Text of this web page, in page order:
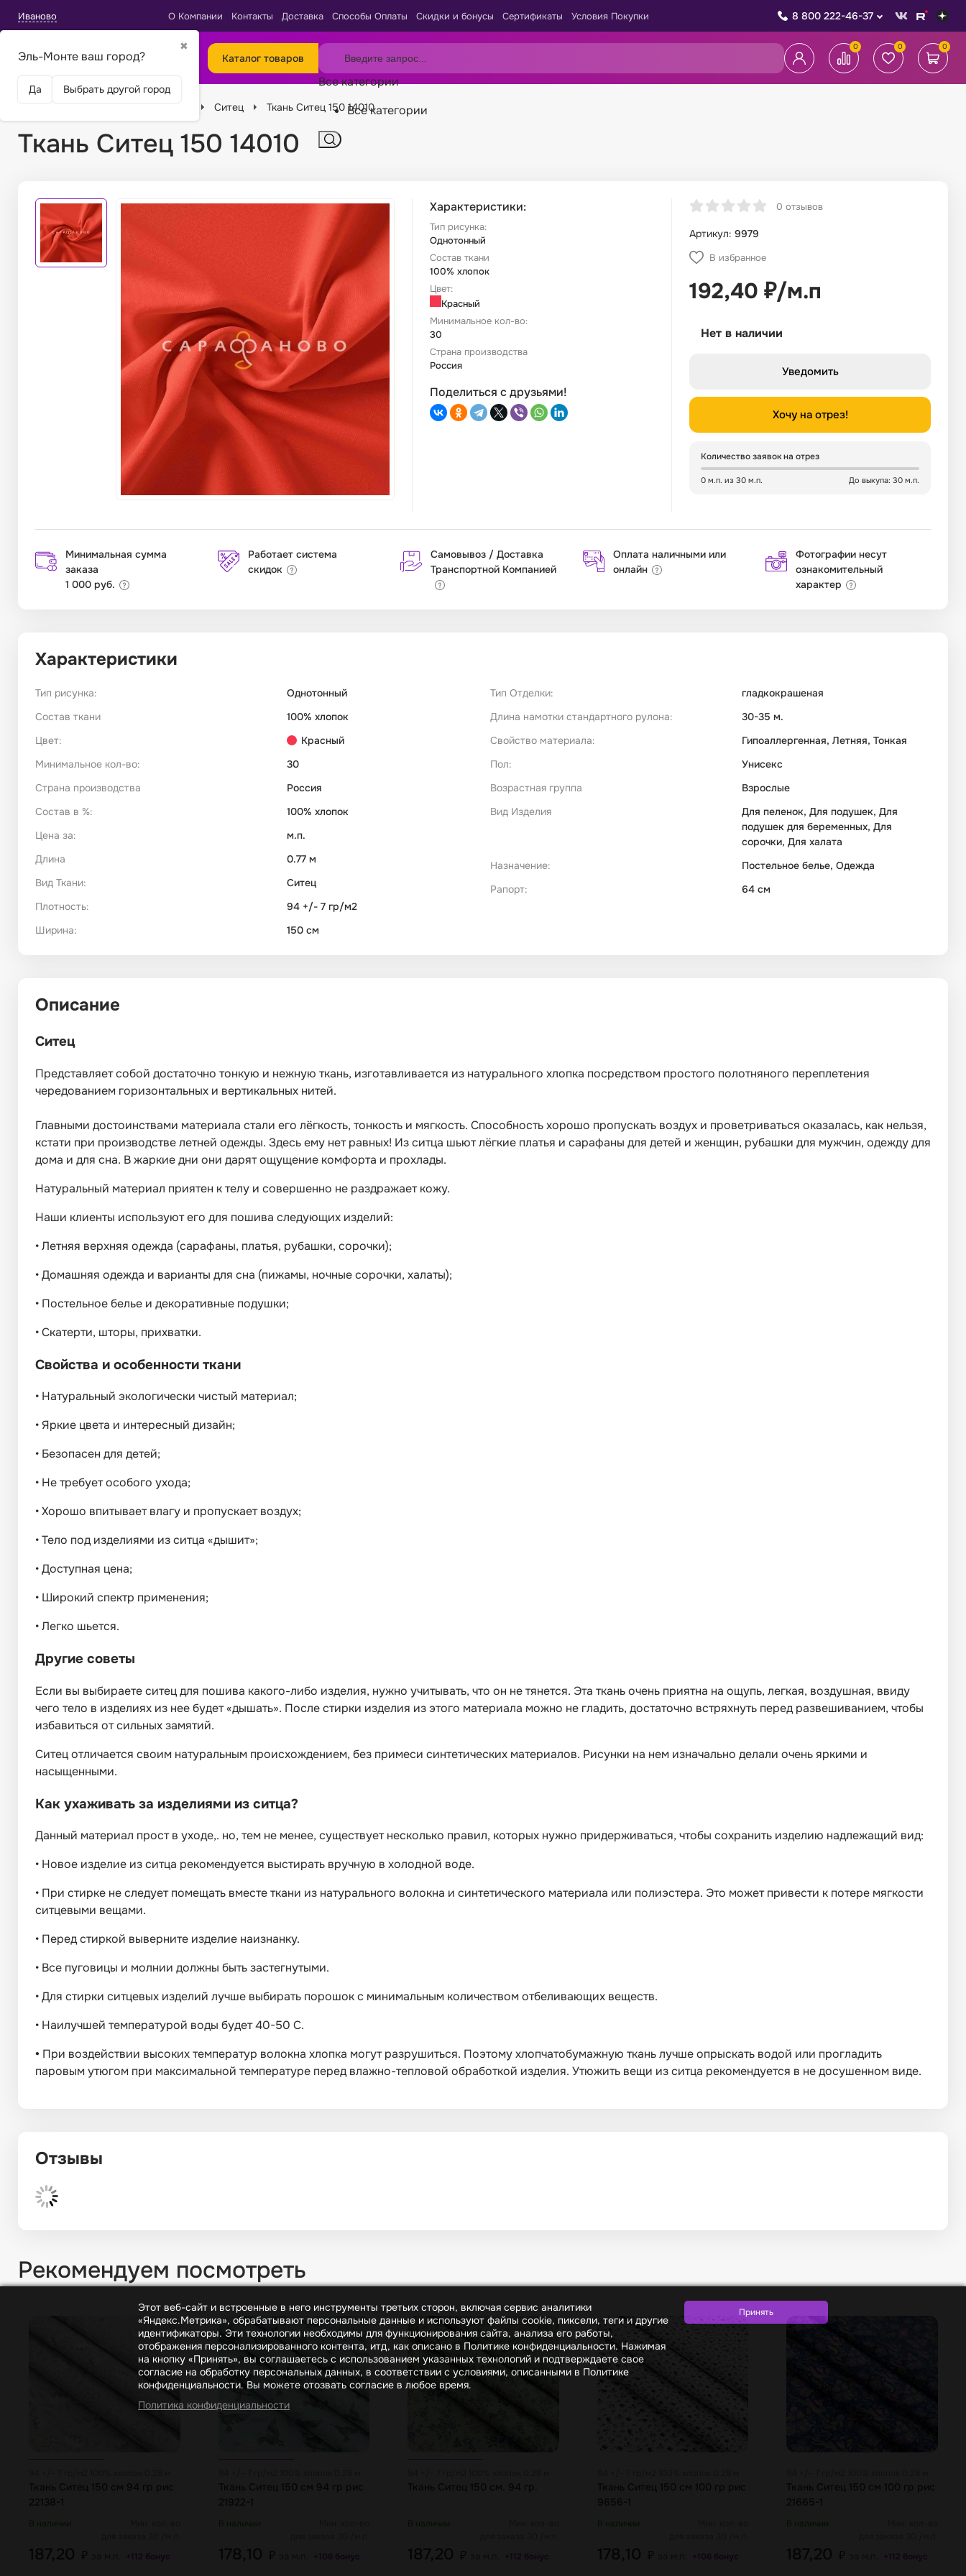
Иваново
✖
Эль-Монте ваш город?
Да Выбрать другой город
О Компании Контакты Доставка Способы Оплаты Скидки и бонусы Сертификаты Условия Покупки 8 800 222-46-37
Каталог товаров
Все категории
Все категории
0 0 0
Ситец Ткань Ситец 150 14010
Ткань Ситец 150 14010
Характеристики:
Тип рисунка:
Однотонный
Состав ткани
100% хлопок
Цвет:
Красный
Минимальное кол-во:
30
Страна производства
Россия
Поделиться с друзьями!
0 отзывов
Артикул: 9979
В избранное
192,40 ₽/м.п
Нет в наличии
Уведомить
Хочу на отрез!
Количество заявок на отрез
0 м.п. из 30 м.п. До выкупа: 30 м.п.
Минимальная сумма
заказа
1 000 руб.
Работает система
скидок
Самовывоз / Доставка
Транспортной Компанией
Оплата наличными или
онлайн
Фотографии несут
ознакомительный
характер
Характеристики
Тип рисунка:
Однотонный
Состав ткани
100% хлопок
Цвет:
Красный
Минимальное кол-во:
30
Страна производства
Россия
Состав в %:
100% хлопок
Цена за:
м.п.
Длина
0.77 м
Вид Ткани:
Ситец
Плотность:
94 +/- 7 гр/м2
Ширина:
150 см
Тип Отделки:
гладкокрашеная
Длина намотки стандартного рулона:
30-35 м.
Свойство материала:
Гипоаллергенная, Летняя, Тонкая
Пол:
Унисекс
Возрастная группа
Взрослые
Вид Изделия
Для пеленок, Для подушек, Для
подушек для беременных, Для
сорочки, Для халата
Назначение:
Постельное белье, Одежда
Рапорт:
64 см
Описание
Ситец
Представляет собой достаточно тонкую и нежную ткань, изготавливается из натурального хлопка посредством простого полотняного переплетения
чередованием горизонтальных и вертикальных нитей.
Главными достоинствами материала стали его лёгкость, тонкость и мягкость. Способность хорошо пропускать воздух и проветриваться оказалась, как нельзя,
кстати при производстве летней одежды. Здесь ему нет равных! Из ситца шьют лёгкие платья и сарафаны для детей и женщин, рубашки для мужчин, одежду для
дома и для сна. В жаркие дни они дарят ощущение комфорта и прохлады.
Натуральный материал приятен к телу и совершенно не раздражает кожу.
Наши клиенты используют его для пошива следующих изделий:
•Летняя верхняя одежда (сарафаны, платья, рубашки, сорочки);
•Домашняя одежда и варианты для сна (пижамы, ночные сорочки, халаты);
• Постельное белье и декоративные подушки;
•Скатерти, шторы, прихватки.
Свойства и особенности ткани
• Натуральный экологически чистый материал;
• Яркие цвета и интересный дизайн;
• Безопасен для детей;
• Не требует особого ухода;
•Хорошо впитывает влагу и пропускает воздух;
•Тело под изделиями из ситца «дышит»;
•Доступная цена;
• Широкий спектр применения;
•Легко шьется.
Другие советы
Если вы выбираете ситец для пошива какого-либо изделия, нужно учитывать, что он не тянется. Эта ткань очень приятна на ощупь, легкая, воздушная, ввиду
чего тело в изделиях из нее будет «дышать». После стирки изделия из этого материала можно не гладить, достаточно встряхнуть перед развешиванием, чтобы
избавиться от сильных замятий.
Ситец отличается своим натуральным происхождением, без примеси синтетических материалов. Рисунки на нем изначально делали очень яркими и
насыщенными.
Как ухаживать за изделиями из ситца?
Данный материал прост в уходе,. но, тем не менее, существует несколько правил, которых нужно придерживаться, чтобы сохранить изделию надлежащий вид:
• Новое изделие из ситца рекомендуется выстирать вручную в холодной воде.
• При стирке не следует помещать вместе ткани из натурального волокна и синтетического материала или полиэстера. Это может привести к потере мягкости
ситцевыми вещами.
• Перед стиркой выверните изделие наизнанку.
• Все пуговицы и молнии должны быть застегнутыми.
•Для стирки ситцевых изделий лучше выбирать порошок с минимальным количеством отбеливающих веществ.
• Наилучшей температурой воды будет 40-50 С.
• При воздействии высоких температур волокна хлопка могут разрушиться. Поэтому хлопчатобумажную ткань лучше опрыскать водой или прогладить
паровым утюгом при максимальной температуре перед влажно-тепловой обработкой изделия. Утюжить вещи из ситца рекомендуется в не досушенном виде.
Отзывы
Рекомендуем посмотреть
В наличии В наличии В наличии В наличии В наличии
Этот веб-сайт и встроенные в него инструменты третьих сторон, включая сервис аналитики
«Яндекс.Метрика», обрабатывают персональные данные и используют файлы cookie, пиксели, теги и другие
идентификаторы. Эти технологии необходимы для функционирования сайта, анализа его работы,
отображения персонализированного контента, итд, как описано в Политике конфиденциальности. Нажимая
на кнопку «Принять», вы соглашаетесь с использованием указанных технологий и подтверждаете свое
согласие на обработку персональных данных, в соответствии с условиями, описанными в Политике
конфиденциальности. Вы можете отозвать согласие в любое время.
Политика конфиденциальности